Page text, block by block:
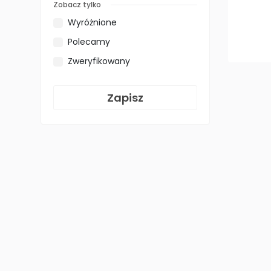
Coinmerce.io
Revolut
Zobacz tylko
Wyróżnione
Polecamy
Zweryfikowany
Zapisz